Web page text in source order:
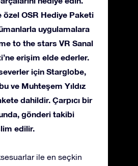
özel OSR Hediye Paketi
uygulamalara
to the stars VR Sanal
erişim elde ederler.
için Starglobe,
ve Muhteşem Yıldız
dahildir. Çarpıcı bir
gönderi takibi
edilir.
ile en seçkin